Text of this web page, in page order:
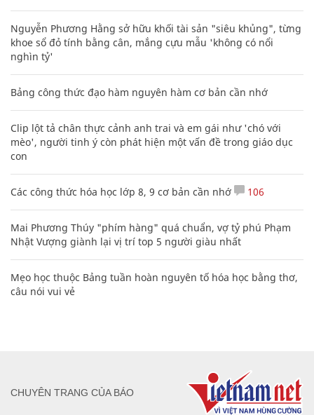
Nguyễn Phương Hằng sở hữu khối tài sản "siêu khủng", từng
khoe sổ đỏ tính bằng cân, mắng cựu mẫu 'không có nổi
nghìn tỷ'
Bảng công thức đạo hàm nguyên hàm cơ bản cần nhớ
Clip lột tả chân thực cảnh anh trai và em gái như 'chó với
mèo', người tinh ý còn phát hiện một vấn đề trong giáo dục
con
Các công thức hóa học lớp 8, 9 cơ bản cần nhớ 106
Mai Phương Thúy "phím hàng" quá chuẩn, vợ tỷ phú Phạm
Nhật Vượng giành lại vị trí top 5 người giàu nhất
Mẹo học thuộc Bảng tuần hoàn nguyên tố hóa học bằng thơ,
câu nói vui vẻ
CHUYÊN TRANG CỦA BÁO